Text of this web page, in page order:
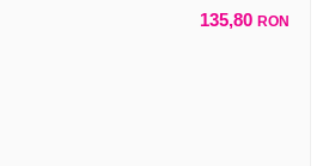
135,80 RON